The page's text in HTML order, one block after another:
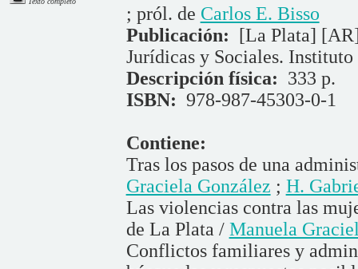
; pról. de Carlos E. Bisso
Publicación: [La Plata]
Jurídicas y Sociales.
Descripción física: 333 p.
ISBN: 978-987-45303-0-1
Contiene:
Tras los pasos de una
Graciela González ; H.
Las violencias contra las
de La Plata / Manuela
Conflictos familiares y